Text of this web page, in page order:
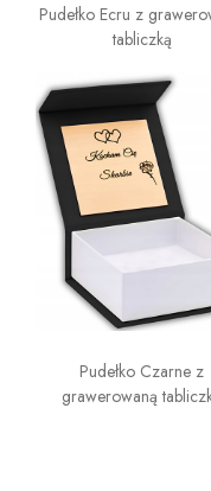
Pudełko Ecru z
tabliczką
Pudełko Czarne z
grawerowaną